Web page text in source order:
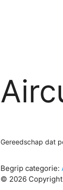
Gereedschap dat
Begrip categorie:
© 2026